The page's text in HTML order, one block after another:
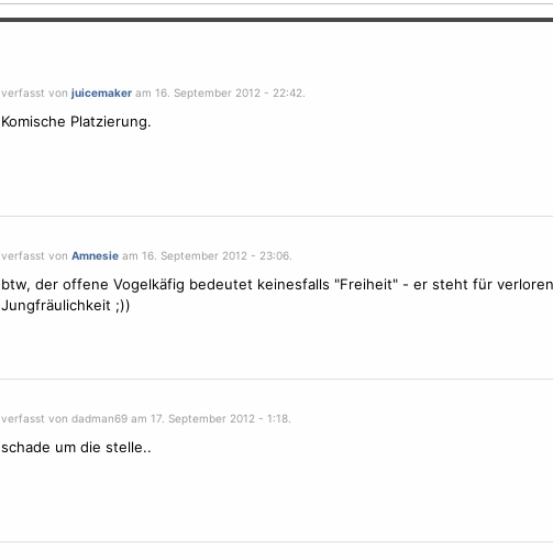
verfasst von juicemakeram 16. September 2012 - 22:42.
Komische Platzierung.
verfasst von Amnesieam 16. September 2012 - 23:06.
btw, der offene Vogelkäfig bedeutet keinesfalls "Freiheit" - er steht für
Jungfräulichkeit ;))
verfasst von dadman69 am 17. September 2012 - 1:18.
schade um die stelle..